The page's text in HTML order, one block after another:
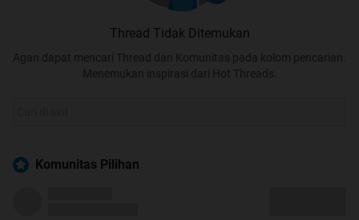
Thread Tidak Ditemukan
Agan dapat mencari Thread dan Komunitas pada kolom pencarian.
Menemukan inspirasi dari Hot Threads.
Komunitas Pilihan